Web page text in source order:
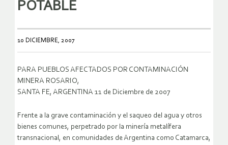
POTABLE
10 DICIEMBRE, 2007
PARA PUEBLOS AFECTADOS POR CONTAMINACIÓN
MINERA ROSARIO,
SANTA FE, ARGENTINA 11 de Diciembre de 2007
Frente a la grave contaminación y el saqueo del agua y otros
bienes comunes, perpetrado por la minería metalífera
transnacional, en comunidades de Argentina como Catamarca,